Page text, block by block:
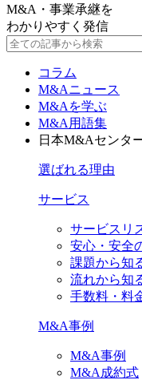
M&A・事業承継を
わかりやすく発信
コラム
M&Aニュース
M&Aを学ぶ
M&A用語集
日本M&Aセンタ
選ばれる理由
サービス
サービスリ
安心・安全
課題から知
流れから知
手数料・料
M&A事例
M&A事例
M&A成約式